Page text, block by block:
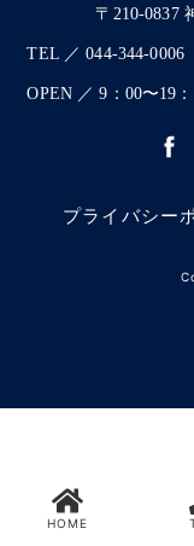
〒210-0837
TEL ／ 044-344-0006
OPEN ／ 9：00〜19
プライバシー
HOME